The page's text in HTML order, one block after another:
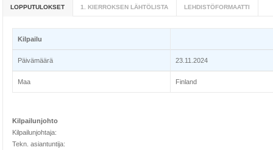
LOPPUTULOKSET 1. KIERROKSEN LÄHTÖLISTA LEHDISTÖFORMAATTI
Kilpailu
Päivämäärä 23.11.2024
Maa Finland
Kilpailunjohto
Kilpailunjohtaja:
Tekn. asiantuntija: